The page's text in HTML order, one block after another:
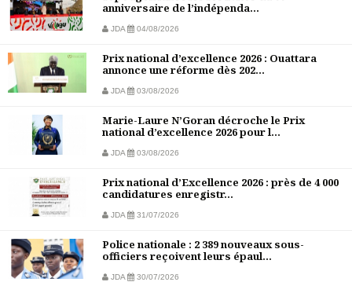
anniversaire de l’indépenda...
JDA 04/08/2026
Prix national d’excellence 2026 : Ouattara
annonce une réforme dès 202...
JDA 03/08/2026
Marie-Laure N’Goran décroche le Prix
national d’excellence 2026 pour l...
JDA 03/08/2026
Prix national d’Excellence 2026 : près de 4 000
candidatures enregistr...
JDA 31/07/2026
Police nationale : 2 389 nouveaux sous-
officiers reçoivent leurs épaul...
JDA 30/07/2026